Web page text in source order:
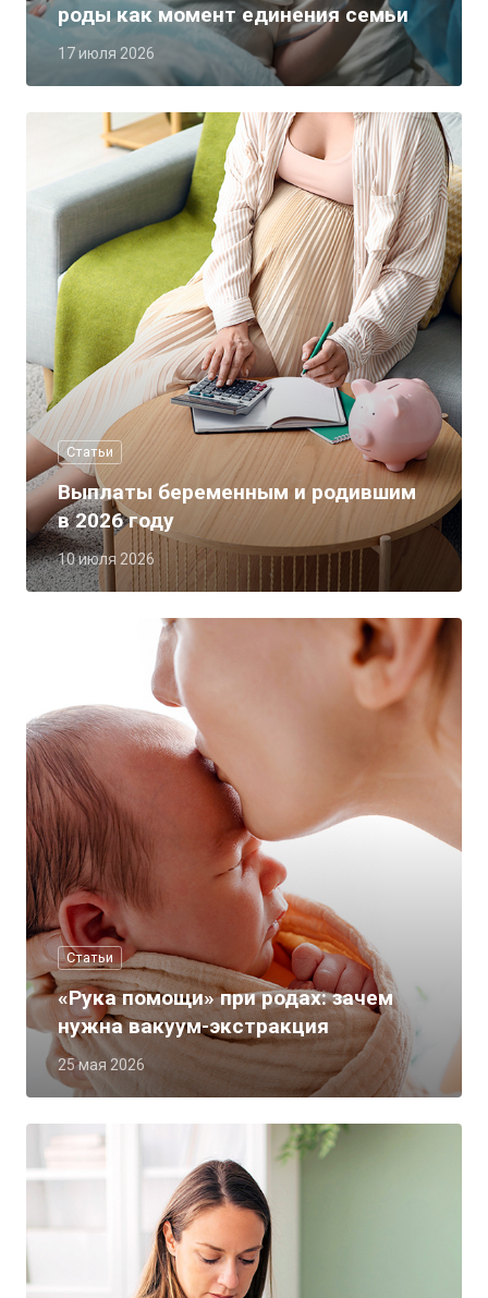
17 июля 2026
роды как момент единения семьи
Статьи
10 июля 2026
Выплаты беременным и родившим
в 2026 году
Статьи
25 мая 2026
«Рука помощи» при родах: зачем
нужна вакуум-экстракция